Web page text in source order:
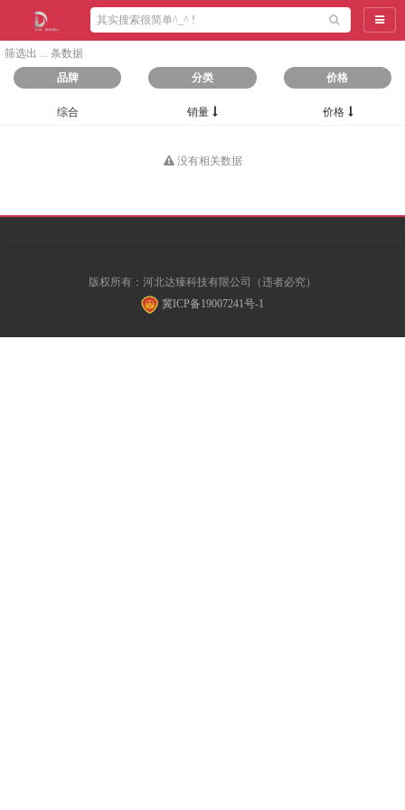
导航
筛选出 ... 条数据
品牌
分类 价格
综合 销量 价格
没有相关数据
版权所有：河北达臻科技有限公司（违者必究）
冀ICP备19007241号-1